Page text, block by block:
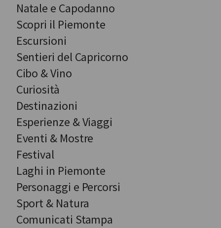
Natale e Capodanno
Scopri il Piemonte
Escursioni
Sentieri del Capricorno
Cibo & Vino
Curiosità
Destinazioni
Esperienze & Viaggi
Eventi & Mostre
Festival
Laghi in Piemonte
Personaggi e Percorsi
Sport & Natura
Comunicati Stampa